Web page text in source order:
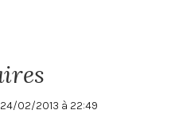
02/2013 à 22:49